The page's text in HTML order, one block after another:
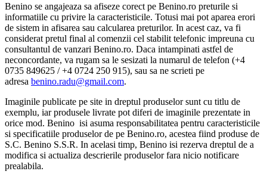
Benino se angajeaza sa afiseze corect pe Benino.ro preturile si
informatiile cu privire la caracteristicile. Totusi mai pot aparea erori
de sistem in afisarea sau calcularea preturilor. In acest caz, va fi
considerat pretul final al comenzii cel stabilit telefonic impreuna cu
consultantul de vanzari Benino.ro. Daca intampinati astfel de
neconcordante, va rugam sa le sesizati la numarul de telefon (+4
0735 849625 / +4 0724 250 915), sau sa ne scrieti pe
adresa benino.radu@gmail.com.
Imaginile publicate pe site in dreptul produselor sunt cu titlu de
exemplu, iar produsele livrate pot diferi de imaginile prezentate in
orice mod. Benino isi asuma responsabilitatea pentru caracteristicile
si specificatiile produselor de pe Benino.ro, acestea fiind produse de
S.C. Benino S.S.R. In acelasi timp, Benino isi rezerva dreptul de a
modifica si actualiza descrierile produselor fara nicio notificare
prealabila.